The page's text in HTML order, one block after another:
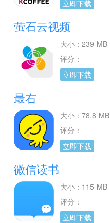
立即下载
萤石云视频
大小：239 MB
评分：
立即下载
最右
大小：78.8 MB
评分：
立即下载
微信读书
大小：115 MB
评分：
立即下载